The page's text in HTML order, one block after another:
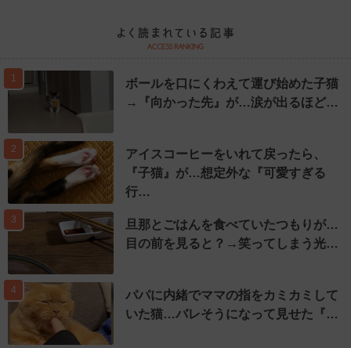
1
ボールを口にくわえて運び始めた子猫
→『向かった先』が…涙が出るほど…
2
アイスコーヒーをいれて戻ったら、
『子猫』が…想定外な『可愛すぎる
行…
3
旦那とごはんを食べていたつもりが…
目の前を見ると？→笑ってしまう光…
4
パパに内緒でママの指をカミカミして
いた猫…バレそうになって見せた『…